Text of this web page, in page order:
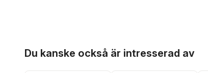
Du kanske också är intresserad av